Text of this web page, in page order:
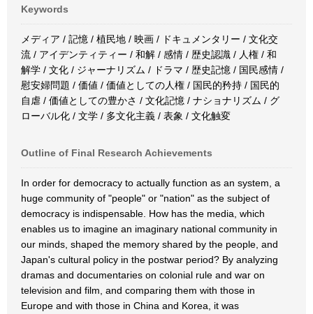
Keywords
メディア / 記憶 / 植民地 / 映画 / ドキュメンタリー / 文化交
流 / アイデンティティー / 和解 / 感情 / 歴史認識 / 人権 / 和
解学 / 文化 / ジャーナリズム / ドラマ / 歴史記憶 / 国民感情 /
慰安婦問題 / 価値 / 価値としての人権 / 国民的矜持 / 国民的
自虐 / 価値としての豊かさ / 文化記憶 / ナショナリズム / グ
ローバル化 / 文学 / 多文化主義 / 表象 / 文化触変
Outline of Final Research Achievements
In order for democracy to actually function as an system, a
huge community of "people" or "nation" as the subject of
democracy is indispensable. How has the media, which
enables us to imagine an imaginary national community in
our minds, shaped the memory shared by the people, and
Japan's cultural policy in the postwar period? By analyzing
dramas and documentaries on colonial rule and war on
television and film, and comparing them with those in
Europe and with those in China and Korea, it was